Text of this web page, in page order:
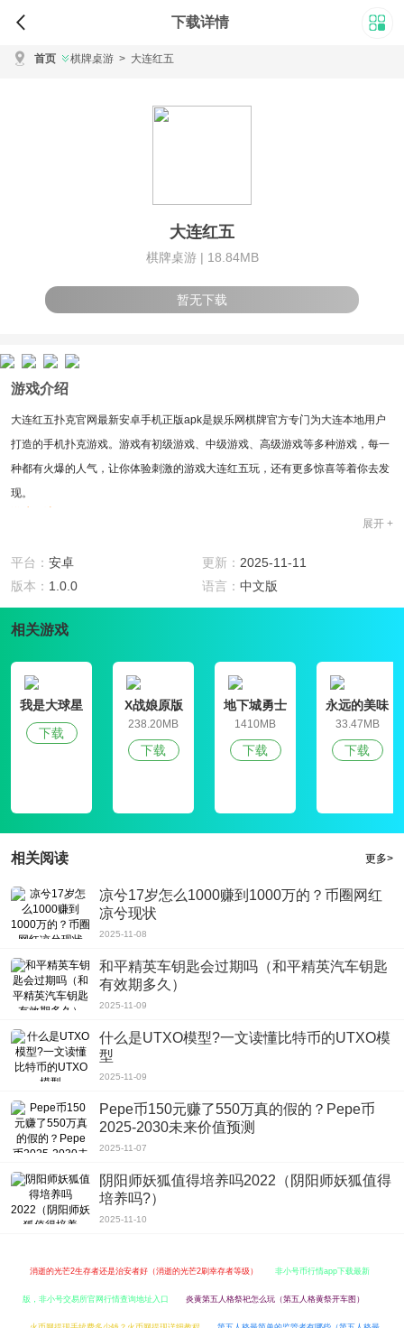
下载详情
首页 棋牌桌游 > 大连红五
大连红五
棋牌桌游 | 18.84MB
暂无下载
游戏介绍
大连红五扑克官网最新安卓手机正版apk是娱乐网棋牌官方专门为大连本地用户
打造的手机扑克游戏。游戏有初级游戏、中级游戏、高级游戏等多种游戏，每一
种都有火爆的人气，让你体验刺激的游戏大连红五玩，还有更多惊喜等着你去发
现。
2、在这个游戏中，四个玩家用两副牌中的10张以上(含10张)的牌来玩这个游
戏，按照打牌的顺序来判断输赢!
3、游戏设置福利奖励丰富清晰,具备了多人一起同台的玩法,支持在线语音互动交
流
1、多种游戏玩法，史上最刺激的手游，颠覆传统的红五游戏感觉，有丰厚的金
2、时尚简单的游戏界面，即时好友聊天和排名成绩，每天登陆都会发金币，破
产会发救济金，好有钱任性!
展开 +
平台： 安卓 更新： 2025-11-11
版本： 1.0.0 语言： 中文版
相关游戏
我是大球星
下载
X战娘原版
238.20MB
下载
地下城勇士
官网版
1410MB
下载
永远的美味
星球4破解版
33.47MB
下载
相关阅读 更多>
凉兮17岁怎么1000赚到1000万的？币圈网红
凉兮现状
2025-11-08
和平精英车钥匙会过期吗（和平精英汽车钥匙
有效期多久）
2025-11-09
什么是UTXO模型?一文读懂比特币的UTXO模
型
2025-11-09
Pepe币150元赚了550万真的假的？Pepe币
2025-2030未来价值预测
2025-11-07
阴阳师妖狐值得培养吗2022（阴阳师妖狐值得
培养吗?）
2025-11-10
消逝的光芒2生存者还是治安者好（消逝的光芒2刷幸存者等级） 非小号币行情app下载最新
版，非小号交易所官网行情查询地址入口 炎黄第五人格祭祀怎么玩（第五人格黄祭开车图）